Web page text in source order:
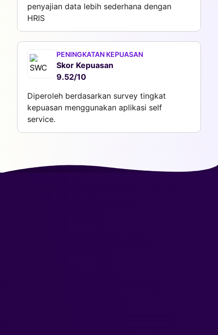
penyajian data lebih sederhana dengan
HRIS
PENINGKATAN KEPUASAN
Skor Kepuasan
9.52/10
Diperoleh berdasarkan survey tingkat
kepuasan menggunakan aplikasi self
service.